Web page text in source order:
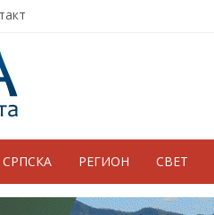
СРПСКА РЕГИОН СВЕТ